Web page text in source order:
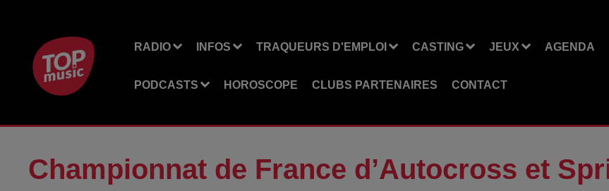
RADIO INFOS TRAQUEURS D'EMPLOI CASTING JEUX AGENDA
PODCASTS HOROSCOPE CLUBS PARTENAIRES CONTACT
Championnat de France d’Autocross et